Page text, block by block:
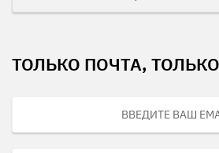
ТОЛЬКО ПОЧТА,